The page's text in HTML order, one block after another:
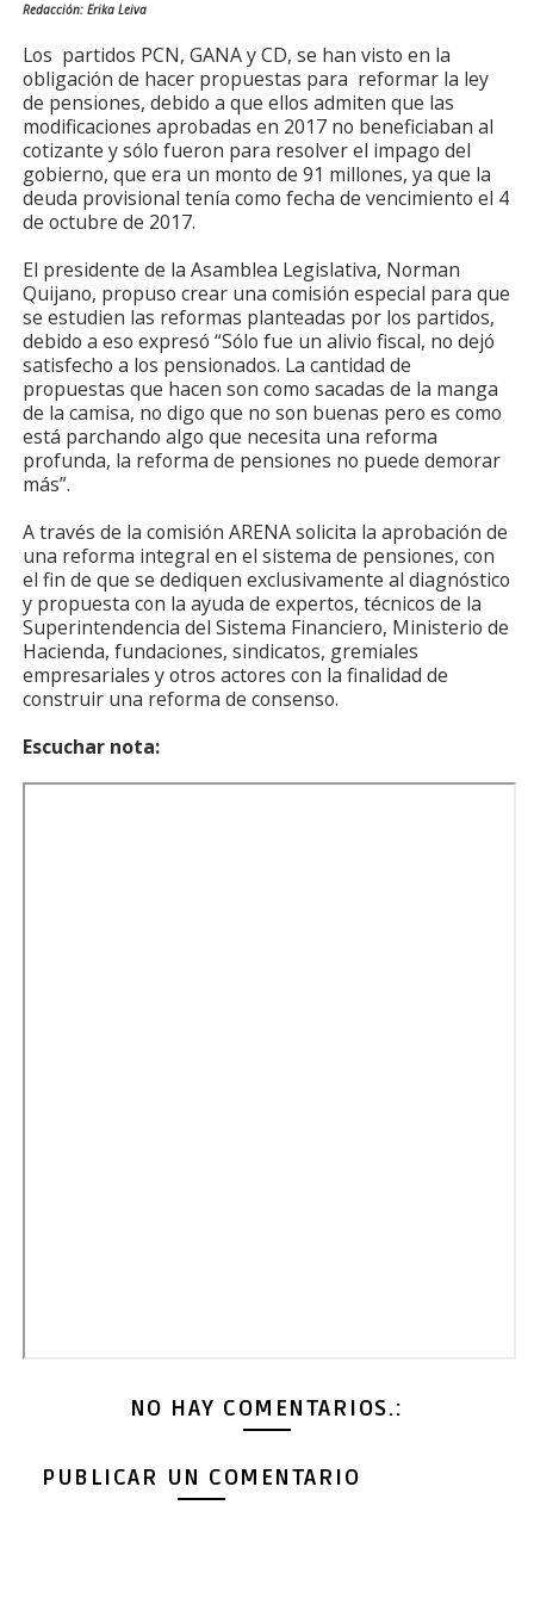
Redacción: Erika Leiva
Los partidos PCN, GANA y CD, se han visto en la
obligación de hacer propuestas para reformar la ley
de pensiones, debido a que ellos admiten que las
modificaciones aprobadas en 2017 no beneficiaban al
cotizante y sólo fueron para resolver el impago del
gobierno, que era un monto de 91 millones, ya que la
deuda provisional tenía como fecha de vencimiento el 4
de octubre de 2017.
El presidente de la Asamblea Legislativa, Norman
Quijano, propuso crear una comisión especial para que
se estudien las reformas planteadas por los partidos,
debido a eso expresó “Sólo fue un alivio fiscal, no dejó
satisfecho a los pensionados. La cantidad de
propuestas que hacen son como sacadas de la manga
de la camisa, no digo que no son buenas pero es como
está parchando algo que necesita una reforma
profunda, la reforma de pensiones no puede demorar
más”.
A través de la comisión ARENA solicita la aprobación de
una reforma integral en el sistema de pensiones, con
el fin de que se dediquen exclusivamente al diagnóstico
y propuesta con la ayuda de expertos, técnicos de la
Superintendencia del Sistema Financiero, Ministerio de
Hacienda, fundaciones, sindicatos, gremiales
empresariales y otros actores con la finalidad de
construir una reforma de consenso.
Escuchar nota:
NO HAY COMENTARIOS.:
PUBLICAR UN COMENTARIO